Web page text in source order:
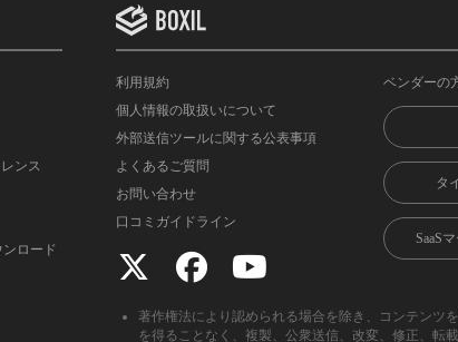
ンス
ロード
利用規約
個人情報の取扱いについて
外部送信ツールに関する公表事項
よくあるご質問
お問い合わせ
口コミガイドライン
ベンダーの
タ
SaaS
著作権法により認められる場合を除き、コンテンツ
を得ることなく、複製、公衆送信、改変、修正、転